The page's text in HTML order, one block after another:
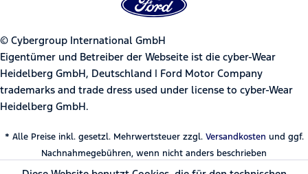
© Cybergroup International GmbH
Eigentümer und Betreiber der Webseite ist die cyber-Wear
Heidelberg GmbH, Deutschland | Ford Motor Company
trademarks and trade dress used under license to cyber-Wear
Heidelberg GmbH.
* Alle Preise inkl. gesetzl. Mehrwertsteuer zzgl. Versandkosten und ggf.
Nachnahmegebühren, wenn nicht anders beschrieben